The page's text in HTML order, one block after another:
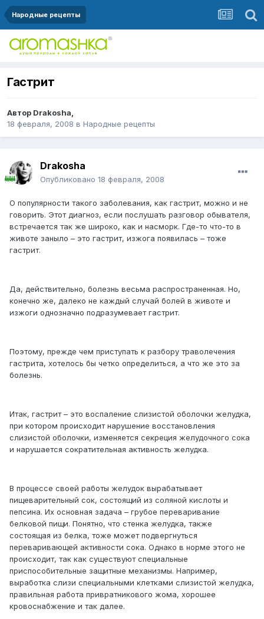
Народные рецепты
Гастрит
Автор Drakosha,
18 февраля, 2008 в Народные рецепты
Drakosha
Опубликовано 18 февраля, 2008
О популярности такого заболевания, как гастрит, можно и не
говорить. Этот диагноз, если послушать разговор обывателя,
встречается так же широко, как и насморк. Где-то что-то в
животе заныло – это гастрит, изжога появилась – тоже
гастрит.
Да, действительно, болезнь весьма распространенная. Но,
конечно же, далеко не каждый случай болей в животе и
изжоги однозначно подразумевает гастрит.
Поэтому, прежде чем приступать к разбору траволечения
гастрита, хотелось бы четко определиться, а что же это за
болезнь.
Итак, гастрит – это воспаление слизистой оболочки желудка,
при котором происходит нарушение восстановления
слизистой оболочки, изменяется секреция желудочного сока
и нарушается сократительная активность желудка.
В процессе своей работы желудок вырабатывает
пищеварительный сок, состоящий из соляной кислоты и
пепсина. Их основная задача – грубое переваривание
белковой пищи. Понятно, что стенка желудка, также
состоящая из белка, тоже может подвергнуться
переваривающей активности сока. Однако в норме этого не
происходит, так как существуют специальные
приспособительные защитные механизмы. Например,
выработка слизи специальными клетками слизистой желудка,
правильная работа привратникового жома, хорошее
кровоснабжение и так далее.